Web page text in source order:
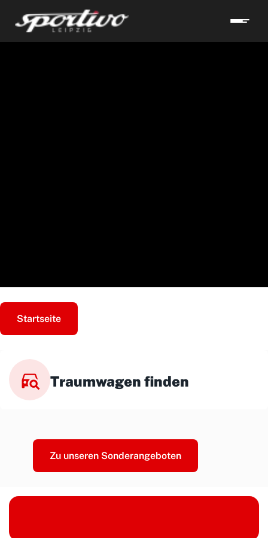
Startseite
Traumwagen finden
Zu unseren Sonderangeboten